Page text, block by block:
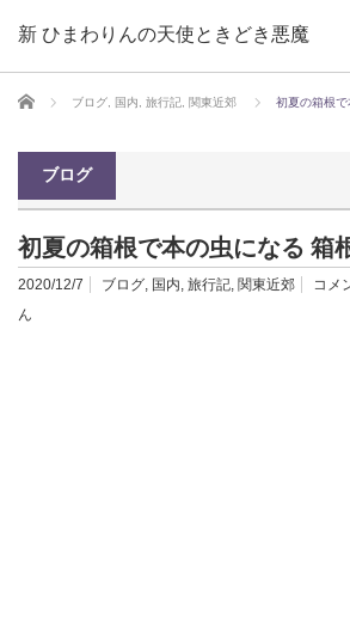
新 ひまわりんの天使ときどき悪魔
ホーム ブログ 国内 旅行記 関東近郊 初夏の箱根
ブログ
初夏の箱根で本の虫になる 箱
2020/12/7 ブログ, 国内, 旅行記, 関東近郊 コメ
ん